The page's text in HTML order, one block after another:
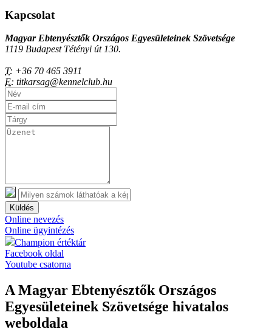
Kapcsolat
Magyar Ebtenyésztők Országos Egyesületeinek Szövetsége
1119 Budapest Tétényi út 130.
T: +36 70 465 3911
E: titkarsag@kennelclub.hu
Küldés
Online nevezés
Online ügyintézés
Champion értéktár
Facebook oldal
Youtube csatorna
A Magyar Ebtenyésztők Országos
Egyesületeinek Szövetsége hivatalos
weboldala